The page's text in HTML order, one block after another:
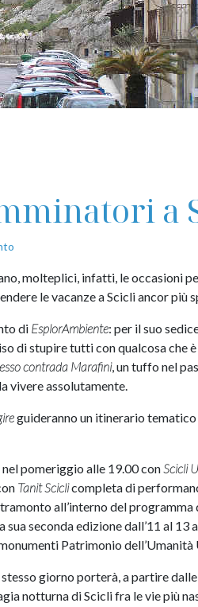
a
molteplici, infatti, le occasioni
le vacanze a Scicli ancor più
di EsplorAmbiente: per il suo
di stupire tutti con qualcosa che
contrada Marafini, un tuffo nel
vivere assolutamente.
guideranno un itinerario tematico
pomeriggio alle 19.00 con Scicli
Tanit Sciclicompleta di
all’interno del programma
sua seconda edizione dall’11 al 13
Patrimonio dell’Umanità
giorno porterà, a partire dalle
notturna di Scicli fra le vie più